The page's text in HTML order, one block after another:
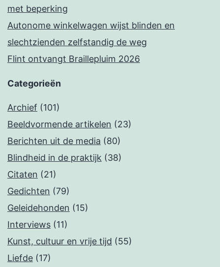
met beperking
Autonome winkelwagen wijst blinden en
slechtzienden zelfstandig de weg
Flint ontvangt Braillepluim 2026
Categorieën
Archief (101)
Beeldvormende artikelen (23)
Berichten uit de media (80)
Blindheid in de praktijk (38)
Citaten (21)
Gedichten (79)
Geleidehonden (15)
Interviews (11)
Kunst, cultuur en vrije tijd (55)
Liefde (17)